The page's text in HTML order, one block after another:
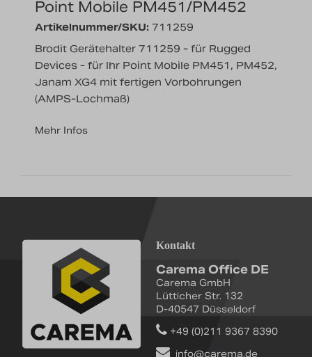
Point Mobile PM451/PM452
Artikelnummer/SKU: 711259
Brodit Gerätehalter 711259 - für Rugged
Devices - für Ihr Point Mobile PM451, PM452,
Janam XG4 mit fertigen Vorbohrungen
(AMPS-Lochmaß)
Mehr Infos
Kontakt
Carema Office DE
Carema GmbH
Lütticher Str. 132
D-40547 Düsseldorf
+49 (0)211 9367 8390
info@carema.de